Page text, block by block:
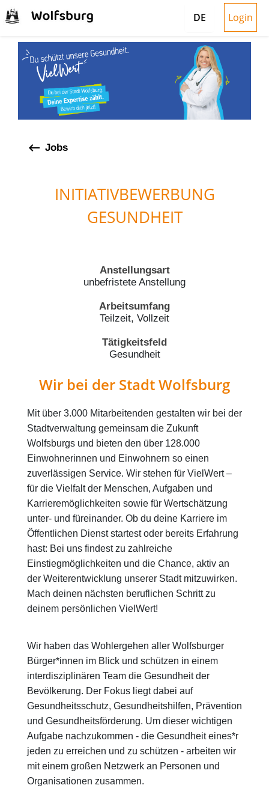
DE Login
keyboard_backspace Jobs
INITIATIVBEWERBUNG
GESUNDHEIT
Anstellungsart
unbefristete Anstellung
Arbeitsumfang
Teilzeit, Vollzeit
Tätigkeitsfeld
Gesundheit
Wir bei der Stadt Wolfsburg
Mit über 3.000 Mitarbeitenden gestalten wir bei der
Stadtverwaltung gemeinsam die Zukunft
Wolfsburgs und bieten den über 128.000
Einwohnerinnen und Einwohnern so einen
zuverlässigen Service. Wir stehen für VielWert –
für die Vielfalt der Menschen, Aufgaben und
Karrieremöglichkeiten sowie für Wertschätzung
unter- und füreinander. Ob du deine Karriere im
Öffentlichen Dienst startest oder bereits Erfahrung
hast: Bei uns findest zu zahlreiche
Einstiegmöglichkeiten und die Chance, aktiv an
der Weiterentwicklung unserer Stadt mitzuwirken.
Mach deinen nächsten beruflichen Schritt zu
deinem persönlichen VielWert!
Wir haben das Wohlergehen aller Wolfsburger
Bürger*innen im Blick und schützen in einem
interdisziplinären Team die Gesundheit der
Bevölkerung. Der Fokus liegt dabei auf
Gesundheitsschutz, Gesundheitshilfen, Prävention
und Gesundheitsförderung. Um dieser wichtigen
Aufgabe nachzukommen - die Gesundheit eines*r
jeden zu erreichen und zu schützen - arbeiten wir
mit einem großen Netzwerk an Personen und
Organisationen zusammen.